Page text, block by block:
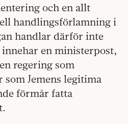
och en allt
handlingsförlamning i
handlar därför inte
en ministerpost,
regering som
Jemens legitima
förmår fatta